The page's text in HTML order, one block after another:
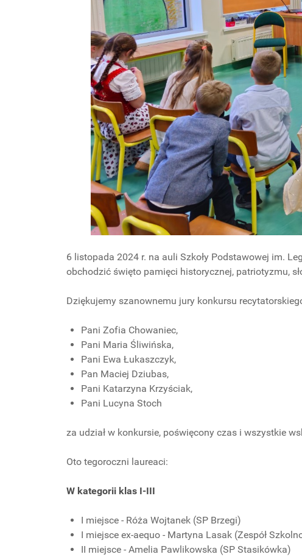
6 listopada 2024 r. na auli Szkoły Podstawowej im.
obchodzić święto pamięci historycznej, patriotyzmu,
Dziękujemy szanownemu jury konkursu
Pani Zofia Chowaniec,
Pani Maria Śliwińska,
Pani Ewa Łukaszczyk,
Pan Maciej Dziubas,
Pani Katarzyna Krzyściak,
Pani Lucyna Stoch
za udział w konkursie, poświęcony czas i wszystkie
Oto tegoroczni laureaci:
W kategorii klas I-III
I miejsce - Róża Wojtanek (SP Brzegi)
I miejsce ex-aequo - Martyna Lasak (Zespół
II miejsce - Amelia Pawlikowska (SP Stasikówka)